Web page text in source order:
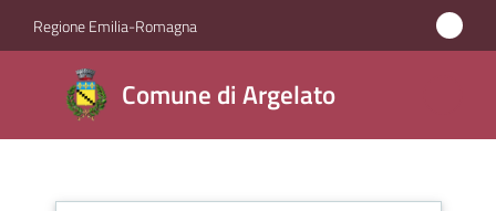
Vai al contenuto
Vai alla navigazione
Vai al footer
Regione Emilia-Romagna
Comune di Argelato
Comune
di
Argelato